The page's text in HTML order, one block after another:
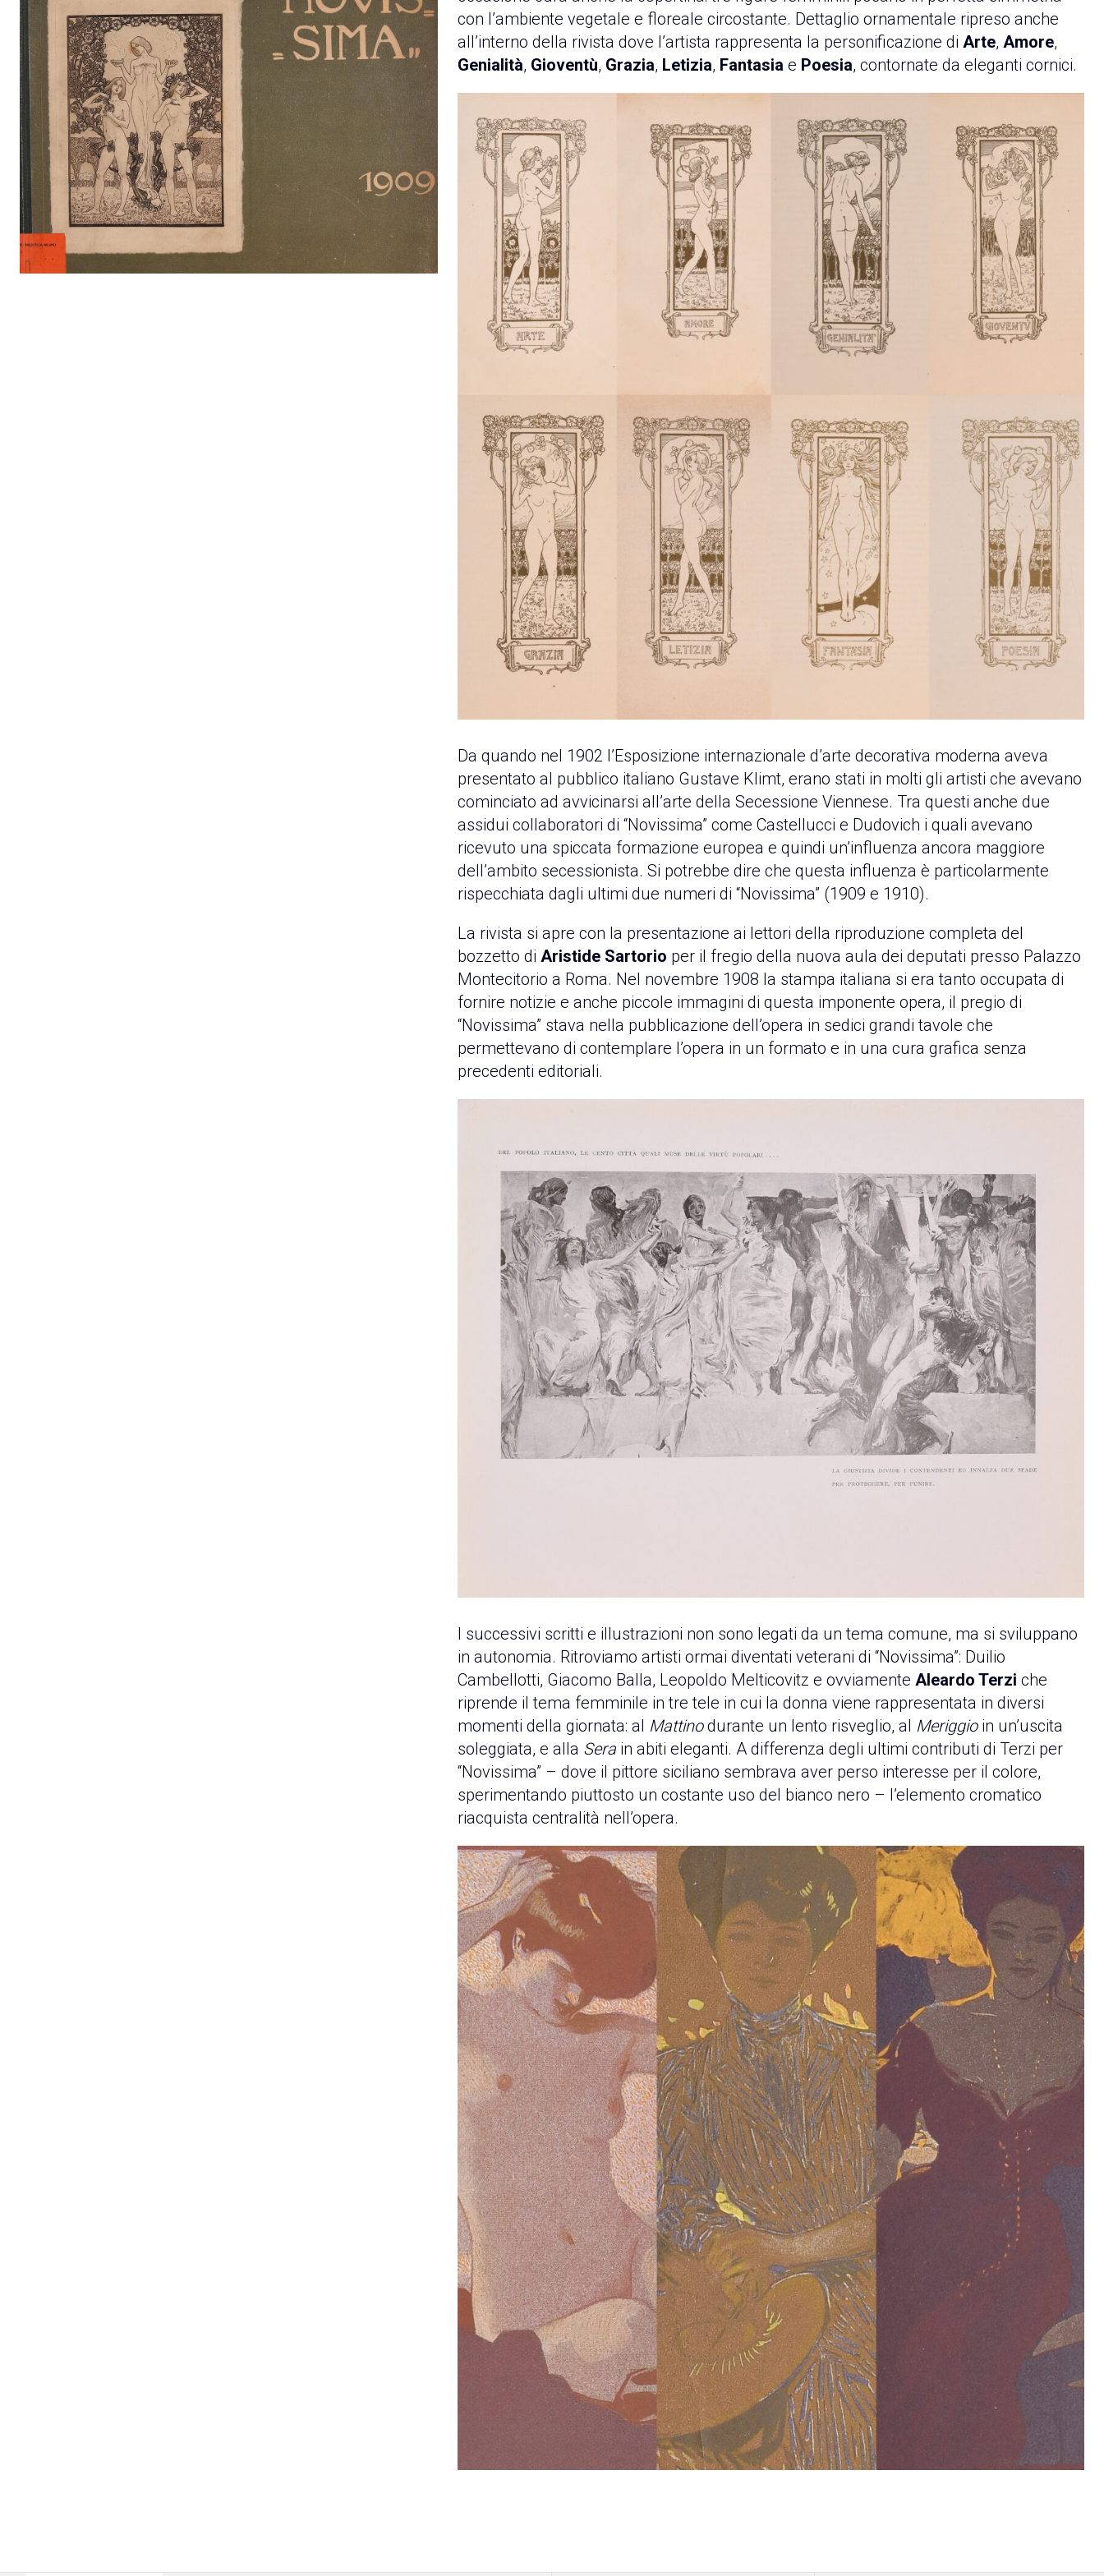
con l’ambiente vegetale e floreale circostante. Dettaglio ornamentale ripreso anche
all’interno della rivista dove l’artista rappresenta la personificazione di Arte, Amore,
Genialità, Gioventù, Grazia, Letizia, Fantasia e Poesia, contornate da eleganti cornici.
Da quando nel 1902 l’Esposizione internazionale d’arte decorativa moderna aveva
presentato al pubblico italiano Gustave Klimt, erano stati in molti gli artisti che avevano
cominciato ad avvicinarsi all’arte della Secessione Viennese. Tra questi anche due
assidui collaboratori di “Novissima” come Castellucci e Dudovich i quali avevano
ricevuto una spiccata formazione europea e quindi un’influenza ancora maggiore
dell’ambito secessionista. Si potrebbe dire che questa influenza è particolarmente
rispecchiata dagli ultimi due numeri di “Novissima” (1909 e 1910).
La rivista si apre con la presentazione ai lettori della riproduzione completa del
bozzetto di Aristide Sartorio per il fregio della nuova aula dei deputati presso Palazzo
Montecitorio a Roma. Nel novembre 1908 la stampa italiana si era tanto occupata di
fornire notizie e anche piccole immagini di questa imponente opera, il pregio di
“Novissima” stava nella pubblicazione dell’opera in sedici grandi tavole che
permettevano di contemplare l’opera in un formato e in una cura grafica senza
precedenti editoriali.
I successivi scritti e illustrazioni non sono legati da un tema comune, ma si sviluppano
in autonomia. Ritroviamo artisti ormai diventati veterani di “Novissima”: Duilio
Cambellotti, Giacomo Balla, Leopoldo Melticovitz e ovviamente Aleardo Terzi che
riprende il tema femminile in tre tele in cui la donna viene rappresentata in diversi
momenti della giornata: al Mattinodurante un lento risveglio, al Meriggio in un’uscita
soleggiata, e alla Serain abiti eleganti. A differenza degli ultimi contributi di Terzi per
“Novissima” – dove il pittore siciliano sembrava aver perso interesse per il colore,
sperimentando piuttosto un costante uso del bianco nero – l’elemento cromatico
riacquista centralità nell’opera.